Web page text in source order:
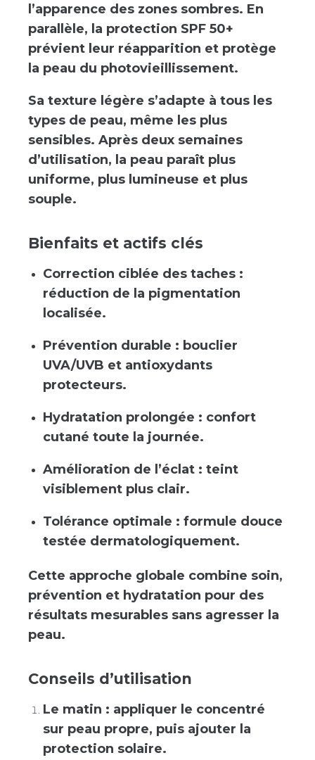
l’apparence des zones sombres. En
parallèle, la protection SPF 50+
prévient leur réapparition et protège
la peau du photovieillissement.
Sa texture légère s’adapte à tous les
types de peau, même les plus
sensibles. Après deux semaines
d’utilisation, la peau paraît plus
uniforme, plus lumineuse et plus
souple.
Bienfaits et actifs clés
Correction ciblée des taches :
réduction de la pigmentation
localisée.
Prévention durable : bouclier
UVA/UVB et antioxydants
protecteurs.
Hydratation prolongée : confort
cutané toute la journée.
Amélioration de l’éclat : teint
visiblement plus clair.
Tolérance optimale : formule douce
testée dermatologiquement.
Cette approche globale combine soin,
prévention et hydratation pour des
résultats mesurables sans agresser la
peau.
Conseils d’utilisation
Le matin : appliquer le concentré
sur peau propre, puis ajouter la
protection solaire.